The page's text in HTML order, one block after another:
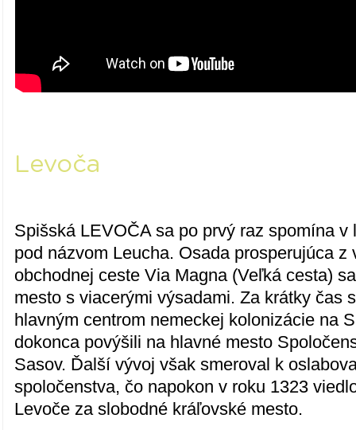
Levoča
Spišská LEVOČA sa po prvý raz spomína v
pod názvom Leucha. Osada prosperujúca z
obchodnej ceste Via Magna (Veľká cesta)
mesto s viacerými výsadami. Za krátky čas
hlavným centrom nemeckej kolonizácie na
dokonca povýšili na hlavné mesto
Sasov. Ďalší vývoj však smeroval k
spoločenstva, čo napokon v roku 1323
Levoče za slobodné kráľovské mesto.